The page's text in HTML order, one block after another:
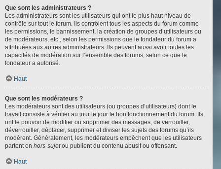
Que sont les administrateurs ?
Les administrateurs sont les utilisateurs qui ont le plus haut niveau de
contrôle sur tout le forum. Ils contrôlent tous les aspects du forum comme
les permissions, le bannissement, la création de groupes d’utilisateurs ou
de modérateurs, etc., selon les permissions que le fondateur du forum a
attribuées aux autres administrateurs. Ils peuvent aussi avoir toutes les
capacités de modération sur l’ensemble des forums, selon ce que le
fondateur a autorisé.
Haut
Que sont les modérateurs ?
Les modérateurs sont des utilisateurs (ou groupes d’utilisateurs) dont le
travail consiste à vérifier au jour le jour le bon fonctionnement du forum. Ils
ont le pouvoir de modifier ou supprimer des messages, de verrouiller,
déverrouiller, déplacer, supprimer et diviser les sujets des forums qu’ils
modèrent. Généralement, les modérateurs empêchent que les utilisateurs
partent en hors-sujetou publient du contenu abusif ou offensant.
Haut